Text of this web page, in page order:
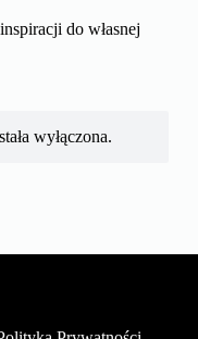
do własnej
wyłączona.